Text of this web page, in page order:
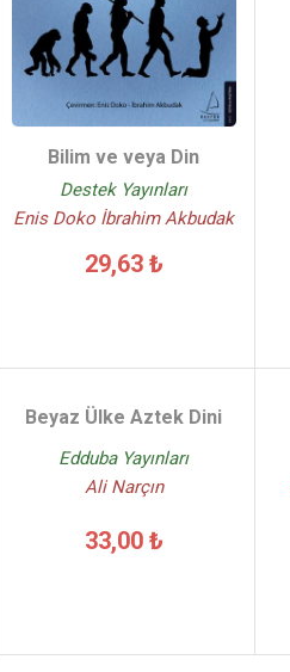
Bilim ve veya Din
Destek Yayınları
Enis Doko İbrahim Akbudak
29,63 ₺
Beyaz Ülke Aztek Dini
Edduba Yayınları
Ali Narçın
33,00 ₺